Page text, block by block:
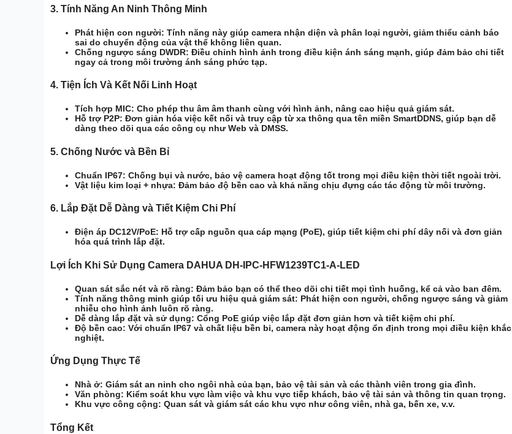
3. Tính Năng An Ninh Thông Minh
Phát hiện con người: Tính năng này giúp camera nhận diện và phân loại người, giảm thiểu cảnh báo
sai do chuyển động của vật thể không liên quan.
Chống ngược sáng DWDR: Điều chỉnh hình ảnh trong điều kiện ánh sáng mạnh, giúp đảm bảo chi tiết
ngay cả trong môi trường ánh sáng phức tạp.
4. Tiện Ích Và Kết Nối Linh Hoạt
Tích hợp MIC: Cho phép thu âm âm thanh cùng với hình ảnh, nâng cao hiệu quả giám sát.
Hỗ trợ P2P: Đơn giản hóa việc kết nối và truy cập từ xa thông qua tên miền SmartDDNS, giúp bạn dễ
dàng theo dõi qua các công cụ như Web và DMSS.
5. Chống Nước và Bền Bỉ
Chuẩn IP67: Chống bụi và nước, bảo vệ camera hoạt động tốt trong mọi điều kiện thời tiết ngoài trời.
Vật liệu kim loại + nhựa: Đảm bảo độ bền cao và khả năng chịu đựng các tác động từ môi trường.
6. Lắp Đặt Dễ Dàng và Tiết Kiệm Chi Phí
Điện áp DC12V/PoE: Hỗ trợ cấp nguồn qua cáp mạng (PoE), giúp tiết kiệm chi phí dây nối và đơn giản
hóa quá trình lắp đặt.
Lợi Ích Khi Sử Dụng Camera DAHUA DH-IPC-HFW1239TC1-A-LED
Quan sát sắc nét và rõ ràng: Đảm bảo bạn có thể theo dõi chi tiết mọi tình huống, kể cả vào ban đêm.
Tính năng thông minh giúp tối ưu hiệu quả giám sát: Phát hiện con người, chống ngược sáng và giảm
nhiễu cho hình ảnh luôn rõ ràng.
Dễ dàng lắp đặt và sử dụng: Cổng PoE giúp việc lắp đặt đơn giản hơn và tiết kiệm chi phí.
Độ bền cao: Với chuẩn IP67 và chất liệu bền bỉ, camera này hoạt động ổn định trong mọi điều kiện khắc
nghiệt.
Ứng Dụng Thực Tế
Nhà ở: Giám sát an ninh cho ngôi nhà của bạn, bảo vệ tài sản và các thành viên trong gia đình.
Văn phòng: Kiểm soát khu vực làm việc và khu vực tiếp khách, bảo vệ tài sản và thông tin quan trọng.
Khu vực công cộng: Quan sát và giám sát các khu vực như công viên, nhà ga, bến xe, v.v.
Tổng Kết